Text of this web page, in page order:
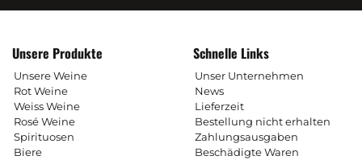
Unsere Produkte
Unsere Weine
Rot Weine
Weiss Weine
Rosé Weine
Spirituosen
Biere
Schnelle Links
Unser Unternehmen
News
Lieferzeit
Bestellung nicht erhalten
Zahlungsausgaben
Beschädigte Waren